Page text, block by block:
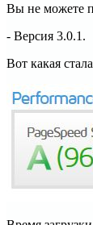
Вы не можете
- Версия 3.0.1.
Вот какая